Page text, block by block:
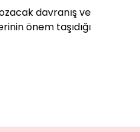
davranış ve
önem taşıdığı